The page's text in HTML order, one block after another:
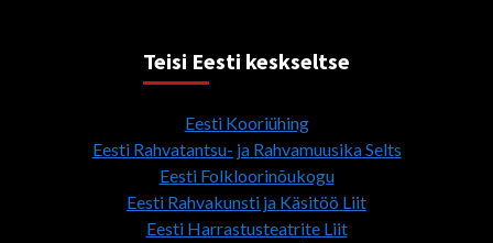
Teisi Eesti keskseltse
Eesti Kooriühing
Eesti Rahvatantsu- ja Rahvamuusika Selts
Eesti Folkloorinõukogu
Eesti Rahvakunsti ja Käsitöö Liit
Eesti Harrastusteatrite Liit